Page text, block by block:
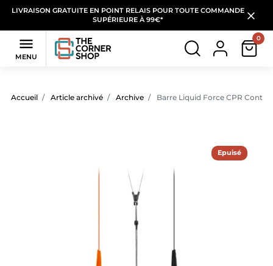
LIVRAISON GRATUITE EN POINT RELAIS POUR TOUTE COMMANDE
SUPÉRIEURE À 99€*

MENU
0
Accueil Article archivé Archive Barre Liquid Force CPR
Epuisé